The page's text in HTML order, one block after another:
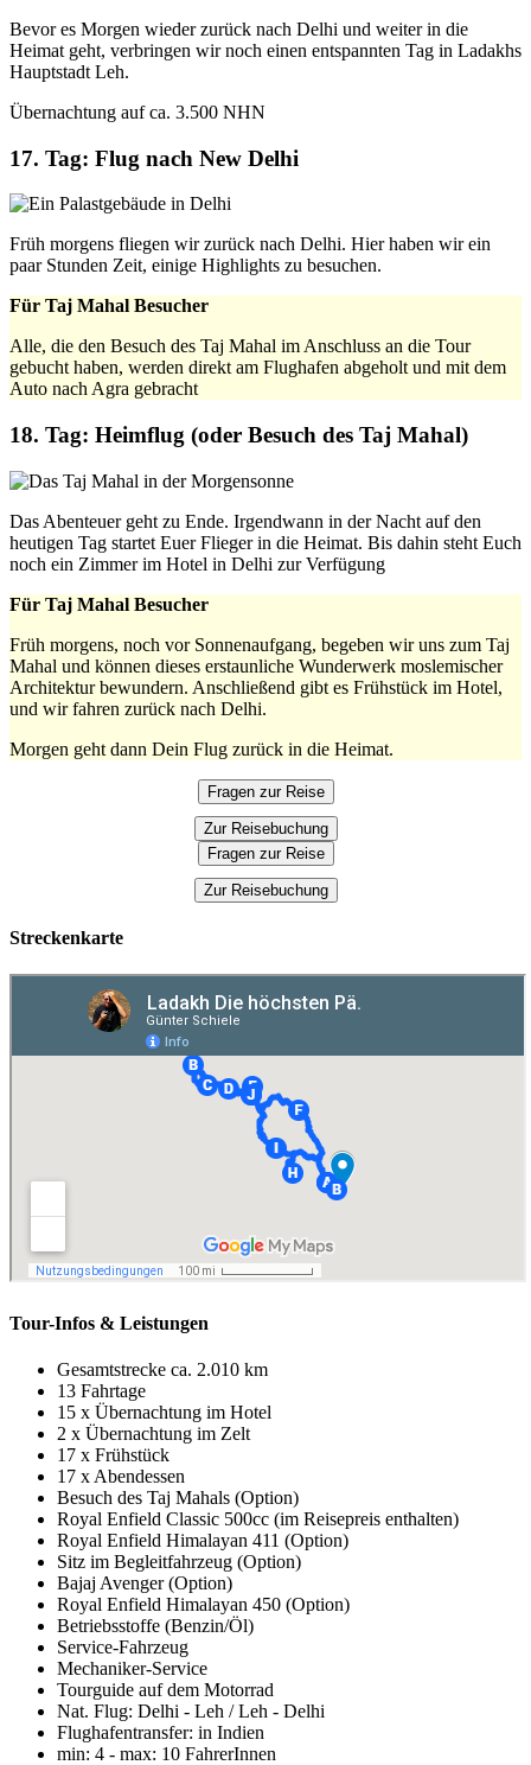
Bevor es Morgen wieder zurück nach Delhi und weiter in die
Heimat geht, verbringen wir noch einen entspannten Tag in Ladakhs
Hauptstadt Leh.
Übernachtung auf ca. 3.500 NHN
17. Tag: Flug nach New Delhi
Früh morgens fliegen wir zurück nach Delhi. Hier haben wir ein
paar Stunden Zeit, einige Highlights zu besuchen.
Für Taj Mahal Besucher
Alle, die den Besuch des Taj Mahal im Anschluss an die Tour
gebucht haben, werden direkt am Flughafen abgeholt und mit dem
Auto nach Agra gebracht
18. Tag: Heimflug (oder Besuch des Taj Mahal)
Das Abenteuer geht zu Ende. Irgendwann in der Nacht auf den
heutigen Tag startet Euer Flieger in die Heimat. Bis dahin steht Euch
noch ein Zimmer im Hotel in Delhi zur Verfügung
Für Taj Mahal Besucher
Früh morgens, noch vor Sonnenaufgang, begeben wir uns zum Taj
Mahal und können dieses erstaunliche Wunderwerk moslemischer
Architektur bewundern. Anschließend gibt es Frühstück im Hotel,
und wir fahren zurück nach Delhi.
Morgen geht dann Dein Flug zurück in die Heimat.
Fragen zur Reise
Zur Reisebuchung
Fragen zur Reise
Zur Reisebuchung
Streckenkarte
Tour-Infos & Leistungen
Gesamtstrecke ca. 2.010 km
13 Fahrtage
15 x Übernachtung im Hotel
2 x Übernachtung im Zelt
17 x Frühstück
17 x Abendessen
Besuch des Taj Mahals (Option)
Royal Enfield Classic 500cc (im Reisepreis enthalten)
Royal Enfield Himalayan 411 (Option)
Sitz im Begleitfahrzeug (Option)
Bajaj Avenger (Option)
Royal Enfield Himalayan 450 (Option)
Betriebsstoffe (Benzin/Öl)
Service-Fahrzeug
Mechaniker-Service
Tourguide auf dem Motorrad
Nat. Flug: Delhi - Leh / Leh - Delhi
Flughafentransfer: in Indien
min: 4 - max: 10 FahrerInnen